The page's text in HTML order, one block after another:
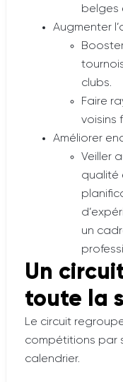
belges
Augmenter
clubs.
Faire
voisins
Améliorer
Veiller
qualité
un
Un
toute la
Le circuit
compétitions par
calendrier.